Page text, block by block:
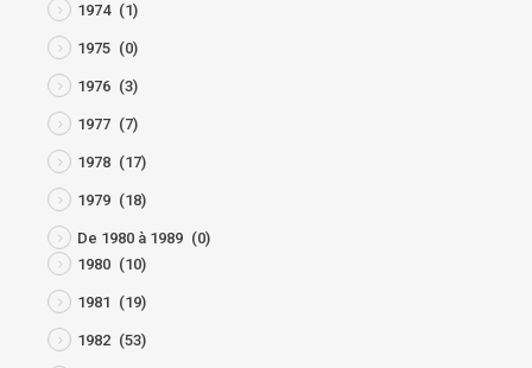
1974 (1)
1975 (0)
1976 (3)
1977 (7)
1978 (17)
1979 (18)
De 1980 à 1989 (0)
1980 (10)
1981 (19)
1982 (53)